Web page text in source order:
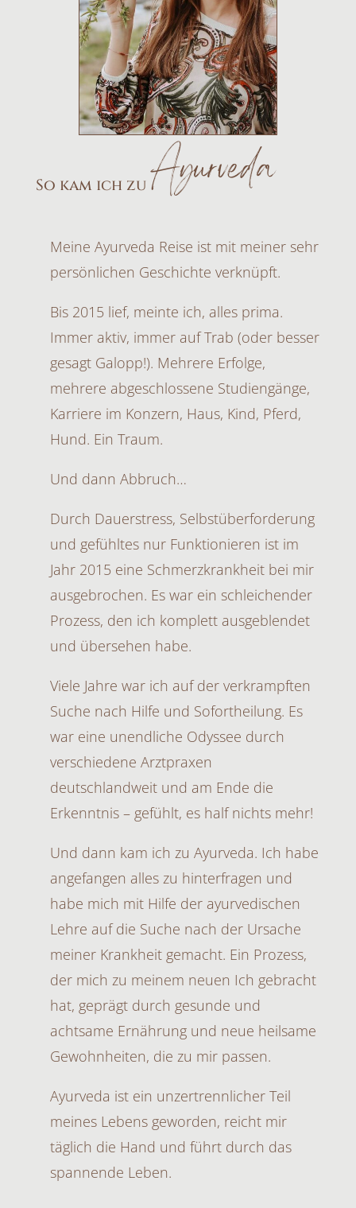
So kam ich zuAyurveda
Meine Ayurveda Reise ist mit meiner sehr
persönlichen Geschichte verknüpft.
Bis 2015 lief, meinte ich, alles prima.
Immer aktiv, immer auf Trab (oder besser
gesagt Galopp!). Mehrere Erfolge,
mehrere abgeschlossene Studiengänge,
Karriere im Konzern, Haus, Kind, Pferd,
Hund. Ein Traum.
Und dann Abbruch…
Durch Dauerstress, Selbstüberforderung
und gefühltes nur Funktionieren ist im
Jahr 2015 eine Schmerzkrankheit bei mir
ausgebrochen. Es war ein schleichender
Prozess, den ich komplett ausgeblendet
und übersehen habe.
Viele Jahre war ich auf der verkrampften
Suche nach Hilfe und Sofortheilung. Es
war eine unendliche Odyssee durch
verschiedene Arztpraxen
deutschlandweit und am Ende die
Erkenntnis – gefühlt, es half nichts mehr!
Und dann kam ich zu Ayurveda. Ich habe
angefangen alles zu hinterfragen und
habe mich mit Hilfe der ayurvedischen
Lehre auf die Suche nach der Ursache
meiner Krankheit gemacht. Ein Prozess,
der mich zu meinem neuen Ich gebracht
hat, geprägt durch gesunde und
achtsame Ernährung und neue heilsame
Gewohnheiten, die zu mir passen.
Ayurveda ist ein unzertrennlicher Teil
meines Lebens geworden, reicht mir
täglich die Hand und führt durch das
spannende Leben.